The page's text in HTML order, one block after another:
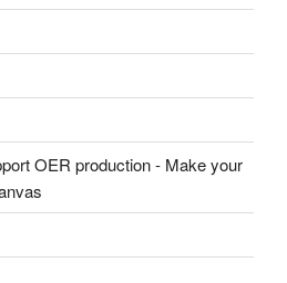
OER production - Make your